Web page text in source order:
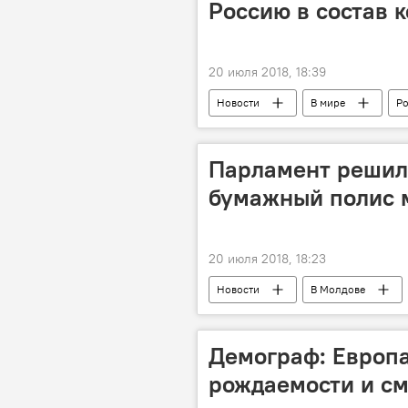
Россию в состав
20 июля 2018, 18:39
Новости В мире
Спорт
Парламент
бумажный полис
20 июля 2018, 18:23
Новости
В Молдове
полис
медицинское
Демограф:
рождаемости и